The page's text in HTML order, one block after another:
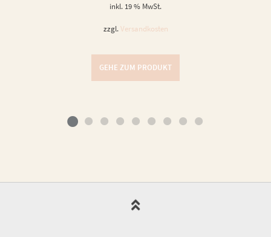
inkl. 19 % MwSt.
zzgl. Versandkosten
GEHE ZUM PRODUKT